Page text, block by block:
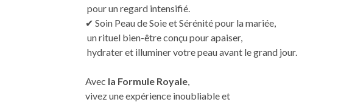
pour un regard intensifié.
✔ Soin Peau de Soie et Sérénité pour la mariée,
un rituel bien-être conçu pour apaiser,
hydrater et illuminer votre peau avant le grand jour.
Avec la Formule Royale
vivez une expérience inoubliable et